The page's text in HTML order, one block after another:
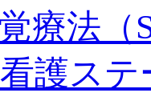
療法（
護ス